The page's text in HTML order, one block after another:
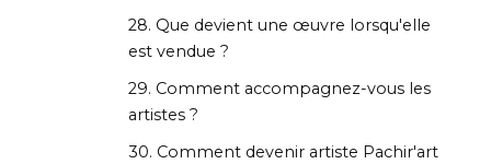
28. Que devient une œuvre lorsqu'elle
est vendue ?
29. Comment accompagnez-vous les
artistes ?
30. Comment devenir artiste Pachir'art